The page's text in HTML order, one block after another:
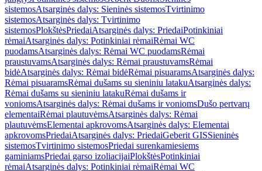
sistemosAtsarginės dalys: Sieninės sistemosTvirtinimo
sistemosAtsarginės dalys: Tvirtinimo
sistemosPlokštėsPriedaiAtsarginės dalys: PriedaiPotinkiniai
rėmaiAtsarginės dalys: Potinkiniai rėmaiRėmai WC
puodamsAtsarginės dalys: Rėmai WC puodamsRėmai
praustuvamsAtsarginės dalys: Rėmai praustuvamsRėmai
bidėAtsarginės dalys: Rėmai bidėRėmai pisuaramsAtsarginės dalys:
Rėmai pisuaramsRėmai dušams su sieniniu latakuAtsarginės dalys:
Rėmai dušams su sieniniu latakuRėmai dušams ir
voniomsAtsarginės dalys: Rėmai dušams ir voniomsDušo pertvarų
elementaiRėmai plautuvėmsAtsarginės dalys: Rėmai
plautuvėmsElementai apkrovomsAtsarginės dalys: Elementai
apkrovomsPriedaiAtsarginės dalys: PriedaiGeberit GISSieninės
sistemosTvirtinimo sistemosPriedai surenkamiesiems
gaminiamsPriedai garso izoliacijaiPlokštėsPotinkiniai
rėmaiAtsarginės dalys: Potinkiniai rėmaiRėmai WC